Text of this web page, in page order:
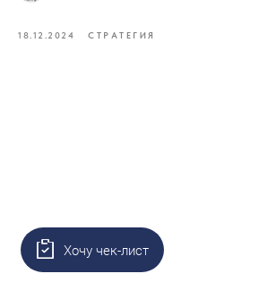
18.12.2024 СТРАТЕГИЯ
Хочу чек-лист